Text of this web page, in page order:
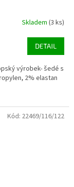
Skladem (3 ks)
DETAIL
výrobek- šedé s
2% elastan
Kód: 22469/116/122